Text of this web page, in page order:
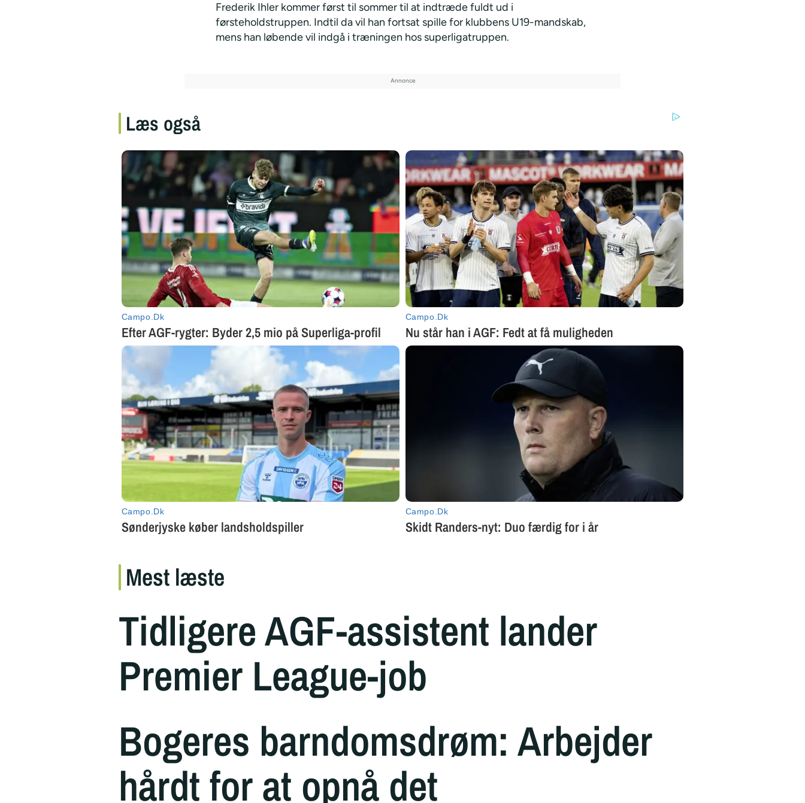
Frederik Ihler kommer først til sommer til at indtræde fuldt ud i
førsteholdstruppen. Indtil da vil han fortsat spille for klubbens U19-mandskab,
mens han løbende vil indgå i træningen hos superligatruppen.
Mest læste
Tidligere AGF-assistent lander
Premier League-job
Bogeres barndomsdrøm: Arbejder
hårdt for at opnå det